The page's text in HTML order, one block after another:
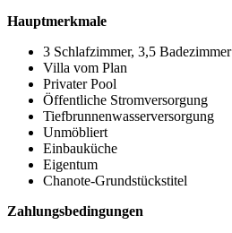
Hauptmerkmale
3 Schlafzimmer, 3,5 Badezimmer
Villa vom Plan
Privater Pool
Öffentliche Stromversorgung
Tiefbrunnenwasserversorgung
Unmöbliert
Einbauküche
Eigentum
Chanote-Grundstückstitel
Zahlungsbedingungen